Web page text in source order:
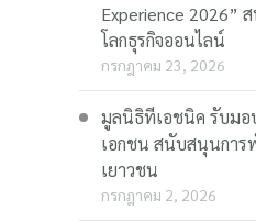
Experience 2026”
โลกธุรกิจออนไลน์
กรกฎาคม 23, 2026
มูลนิธิทีเอชนิค รับมอ
เอกชน สนับสนุนกา
เยาวชน
กรกฎาคม 2, 2026